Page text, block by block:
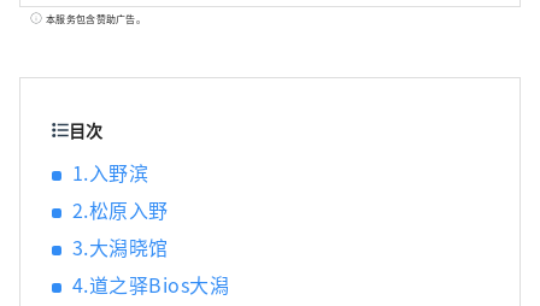
淌的黑潮流的恩惠，还有拥有全国最大森林面
本服务包含赞助广告。
目次
1.入野滨
2.松原入野
3.大潟晓馆
4.道之驿Bios大潟